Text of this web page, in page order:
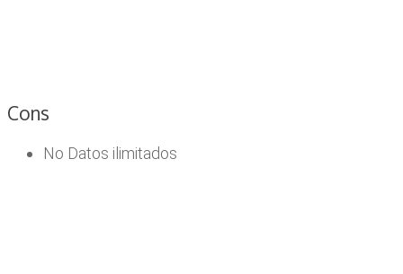
Cons
No Datos ilimitados